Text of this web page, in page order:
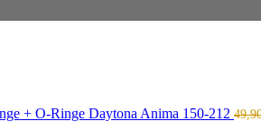
+ O-Ringe Daytona Anima 150-212